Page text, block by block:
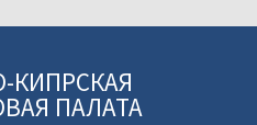
КИПРСКАЯ
ПАЛАТА